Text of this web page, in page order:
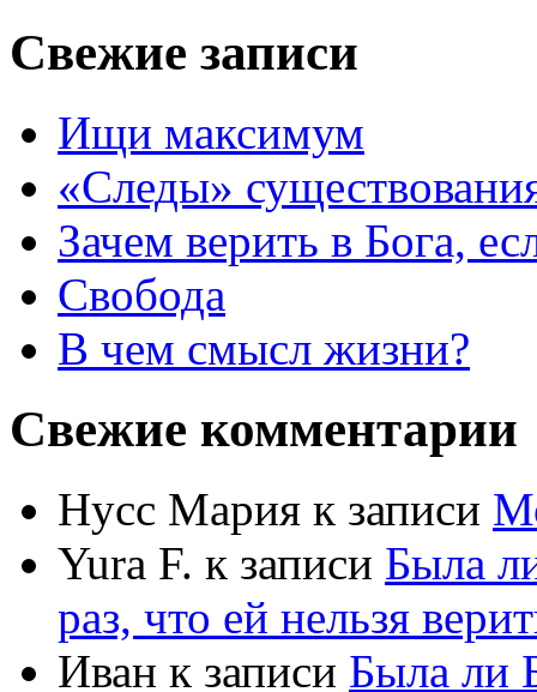
Свежие записи
Ищи максимум
«Следы»
Зачем верить в Бога,
Свобода
В чем смысл жизни?
Свежие комментарии
Нусс Мария к записи
Yura F. к записи Была
раз, что ей нельзя
Иван к записи Была ли